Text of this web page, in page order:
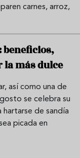
carnes, arroz,
beneficios,
la más dulce
así como una de
se celebra su
de sandía
picada en